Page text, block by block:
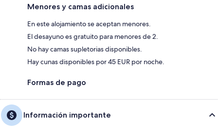
Menores y camas adicionales
En este alojamiento se aceptan menores.
El desayuno es gratuito para menores de 2.
No hay camas supletorias disponibles.
Hay cunas disponibles por 45 EUR por noche.
Formas de pago
Información importante